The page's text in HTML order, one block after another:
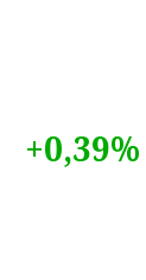
+0,39%